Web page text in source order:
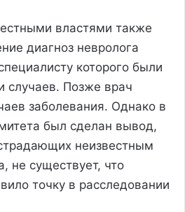
властями также
диагноз невролога
которого были
случаев. Позже врач
заболевания. Однако в
был сделан вывод,
неизвестным
не существует, что
точку в расследовании